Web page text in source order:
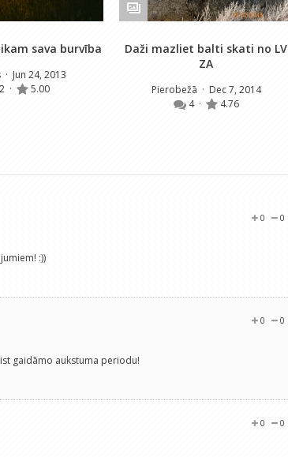
sava burvība
· Jun 24, 2013
2 · 5.00
Daži mazliet balti skati no LV
ZA
Pierobežā · Dec 7, 2014
4 · 4.76
0
0
:))
0
0
gaidāmo aukstuma periodu!
0
0